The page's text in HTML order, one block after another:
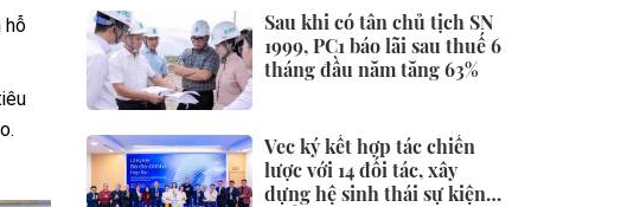
hỗ
Sau khi có tân chủ tịch SN
1999, PC1 báo lãi sau thuế 6
tháng đầu năm tăng 63%
Vec ký kết hợp tác chiến
lược với 14 đối tác, xây
dựng hệ sinh thái sự kiện -